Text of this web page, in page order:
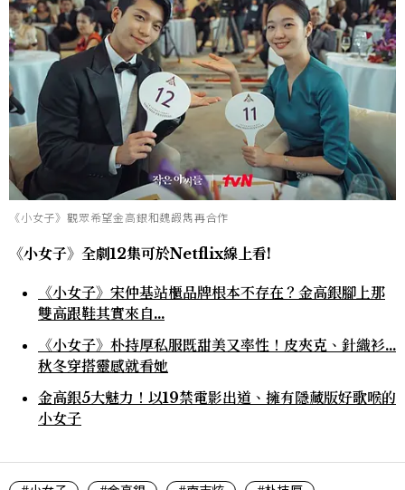
《小女子》觀眾希望金高銀和魏嘏雋再合作
《小女子》全劇12集可於Netflix線上看!
《小女子》宋仲基站櫃品牌根本不存在？金高銀腳上那
雙高跟鞋其實來自…
《小女子》朴持厚私服既甜美又率性！皮夾克、針織衫…
秋冬穿搭靈感就看她
金高銀5大魅力！以19禁電影出道、擁有隱藏版好歌喉的
小女子